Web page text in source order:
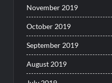
November 2019
October 2019
September 2019
August 2019